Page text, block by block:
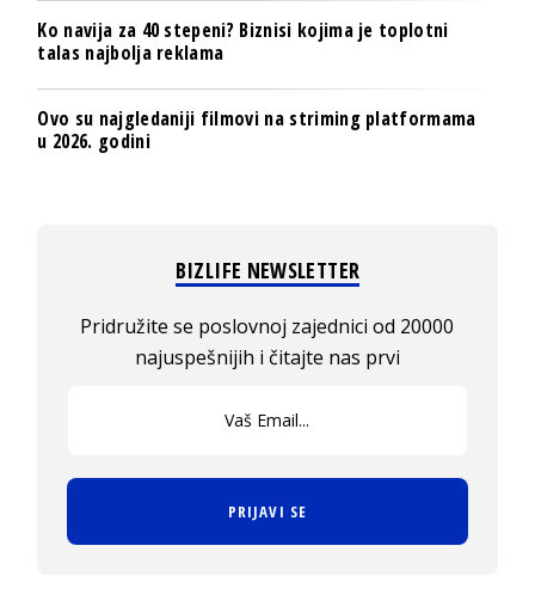
Ko navija za 40 stepeni? Biznisi kojima je toplotni
talas najbolja reklama
Ovo su najgledaniji filmovi na striming platformama
u 2026. godini
BIZLIFE NEWSLETTER
Pridružite se poslovnoj zajednici od 20000
najuspešnijih i čitajte nas prvi
PRIJAVI SE